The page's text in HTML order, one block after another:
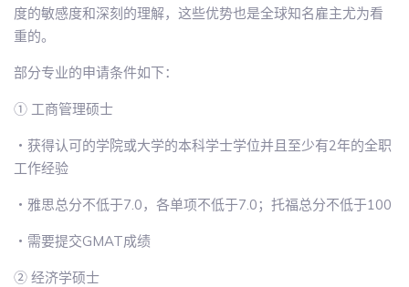
度的敏感度和深刻的理解，这些优势也是全球知名雇主尤为看
重的。
部分专业的申请条件如下：
① 工商管理硕士
・获得认可的学院或大学的本科学士学位并且至少有2年的全职
工作经验
・雅思总分不低于7.0，各单项不低于7.0；托福总分不低于100
・需要提交GMAT成绩
② 经济学硕士